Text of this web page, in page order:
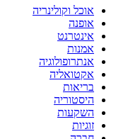
אוכל וקולינריה
אופנה
אינטרנט
אמנות
אנתרופולוגיה
אקטואליה
בריאות
היסטוריה
השקעות
זוגיות